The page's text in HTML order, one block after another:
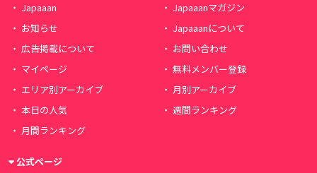
Japaaan
Japaaanマガジン
お知らせ
Japaaanについて
広告掲載について
お問い合わせ
マイページ
無料メンバー登録
エリア別アーカイブ
月別アーカイブ
本日の人気
週間ランキング
月間ランキング
公式ページ